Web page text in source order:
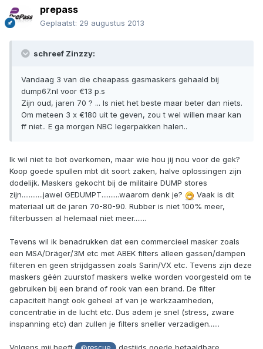
prepass
Geplaatst: 29 augustus 2013
schreef Zinzzy:
Vandaag 3 van die cheapass gasmaskers gehaald bij
dump67.nl voor €13 p.s
Zijn oud, jaren 70 ? ... Is niet het beste maar beter dan niets.
Om meteen 3 x €180 uit te geven, zou t wel willen maar kan
ff niet.. E ga morgen NBC legerpakken halen..
Ik wil niet te bot overkomen, maar wie hou jij nou voor de gek?
Koop goede spullen mbt dit soort zaken, halve oplossingen zijn
dodelijk. Maskers gekocht bij de militaire DUMP stores
zijn............jawel GEDUMPT..........waarom denk je?
Vaak is dit
materiaal uit de jaren 70-80-90. Rubber is niet 100% meer,
filterbussen al helemaal niet meer.......
Tevens wil ik benadrukken dat een commercieel masker zoals
een MSA/Dräger/3M etc met ABEK filters alleen gassen/dampen
filteren en geen strijdgassen zoals Sarin/VX etc. Tevens zijn deze
maskers géén zuurstof maskers welke worden voorgesteld om te
gebruiken bij een brand of rook van een brand. De filter
capaciteit hangt ook geheel af van je werkzaamheden,
concentratie in de lucht etc. Dus adem je snel (stress, zware
inspanning etc) dan zullen je filters sneller verzadigen......